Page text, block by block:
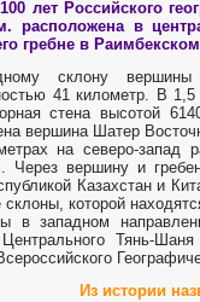
лет Российского
расположена в
гребне в
склону вершины
41 километр. В
стена высотой
вершина Шатер
на северо-запад
вершину и
Казахстан и
склоны, которой
в западном
Центрального Тянь-
Из истории